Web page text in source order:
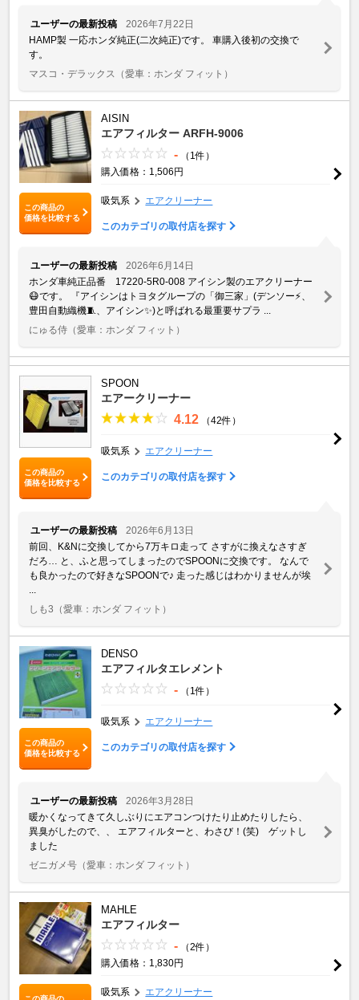
ユーザーの最新投稿
2026年7月22日
HAMP製 一応ホンダ純正(二次純正)です。 車購入後初の交換で
す。
マスコ・デラックス
（愛車：ホンダ フィット）
この商品の
価格を比較する
AISIN
エアフィルター ARFH-9006
-
（1件）
購入価格：1,506円
吸気系 エアクリーナー
このカテゴリの取付店を探す
ユーザーの最新投稿
2026年6月14日
ホンダ車純正品番 17220-5R0-008 アイシン製のエアクリーナー
😷です。 『アイシンはトヨタグループの「御三家」(デンソー⚡️、
豊田自動織機🧵、アイシン✨)と呼ばれる最重要サプラ ...
にゅる侍 （愛車：ホンダ フィット）
この商品の
価格を比較する
SPOON
エアークリーナー
4.12 （42件）
吸気系 エアクリーナー
このカテゴリの取付店を探す
ユーザーの最新投稿
2026年6月13日
前回、K&Nに交換してから7万キロ走って さすがに換えなさすぎ
だろ… と、ふと思ってしまったのでSPOONに交換です。 なんで
も良かったので好きなSPOONで♪ 走った感じはわかりませんが埃
しも3 （愛車：ホンダ フィット）
この商品の
価格を比較する
DENSO
エアフィルタエレメント
- （1件）
吸気系 エアクリーナー
このカテゴリの取付店を探す
ユーザーの最新投稿
2026年3月28日
暖かくなってきて久しぶりにエアコンつけたり止めたりしたら、
異臭がしたので、、 エアフィルターと、わさび！(笑) ゲットし
ました
ゼニガメ号 （愛車：ホンダ フィット）
MAHLE
エアフィルター
-
（2件）
購入価格：1,830円
吸気系 エアクリーナー